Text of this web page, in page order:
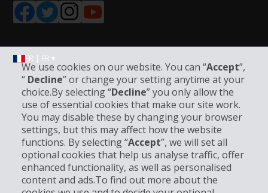
We use cookies on our website. You can “Accept”,
“ Decline” or change your setting anytime at your
choice.By selecting “Decline” you only allow the
use of essential cookies that make our site work.
You may disable these by changing your browser
settings, but this may affect how the website
functions. By selecting “Accept”, we will set all
optional cookies that help us analyse traffic, offer
enhanced functionality, as well as personalised
content and ads.To find out more about the
FR | FR ▾
Informations sur l'entreprise
Entreprise
Support client